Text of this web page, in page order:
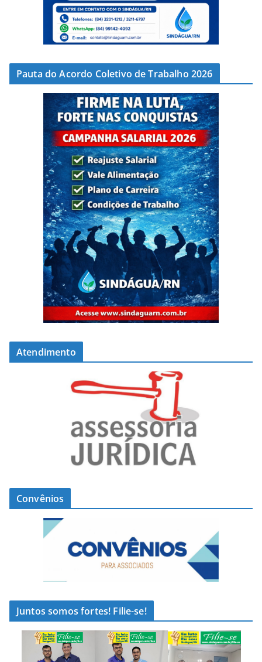
Pauta do Acordo Coletivo de Trabalho 2026
Atendimento
Convênios
Juntos somos fortes! Filie-se!